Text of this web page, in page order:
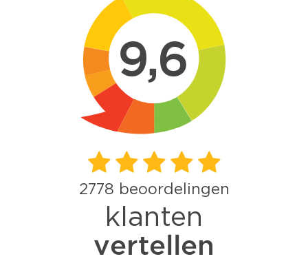
9,6
2778 beoordelingen
klanten
vertellen